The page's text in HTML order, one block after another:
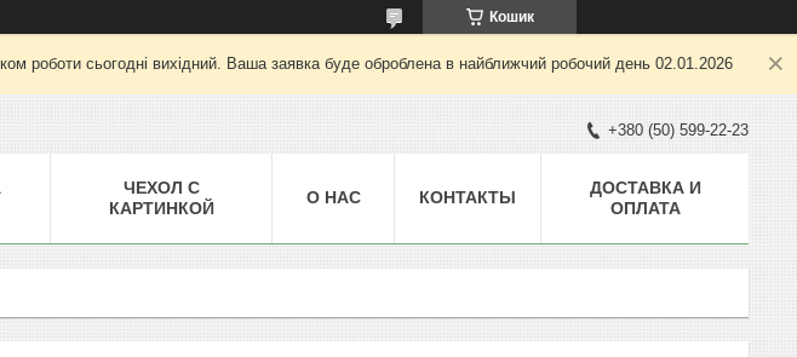
Кошик
роботи сьогодні вихідний. Ваша заявка буде оброблена в найближчий робочий день 02.01.2026
+380 (50) 599-22-23
ЧЕХОЛ С
КАРТИНКОЙ
О НАС КОНТАКТЫ
ДОСТАВКА И
ОПЛАТА